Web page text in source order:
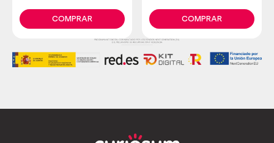
COMPRAR
hueso. Magníficos
detalles. Muy pesado.
COMPRAR